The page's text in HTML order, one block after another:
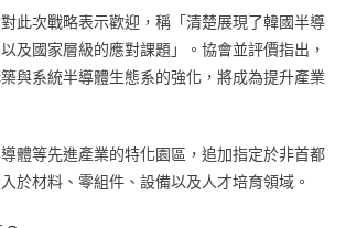
此次戰略表示歡迎，稱「清楚展現了韓國半導
及國家層級的應對課題」。協會並評價指出，
與系統半導體生態系的強化，將成為提升產業
體等先進產業的特化園區，追加指定於非首都
於材料、零組件、設備以及人才培育領域。